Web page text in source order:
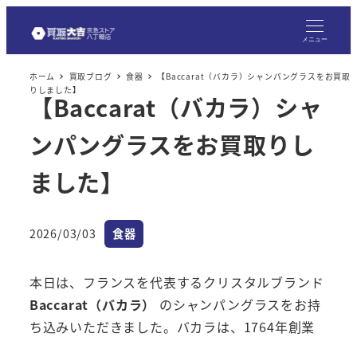
メニュー
ホーム 買取ブログ 食器
【Baccarat（バカラ）シャンパングラスをお買取
りしました】
【Baccarat（バカラ）シャ
ンパングラスをお買取りし
ました】
投稿日
2026/03/03 カテゴリー
食器
本日は、フランスを代表するクリスタルブランド
Baccarat（バカラ）
のシャンパングラスをお持
ち込みいただきました。バカラは、1764年創業